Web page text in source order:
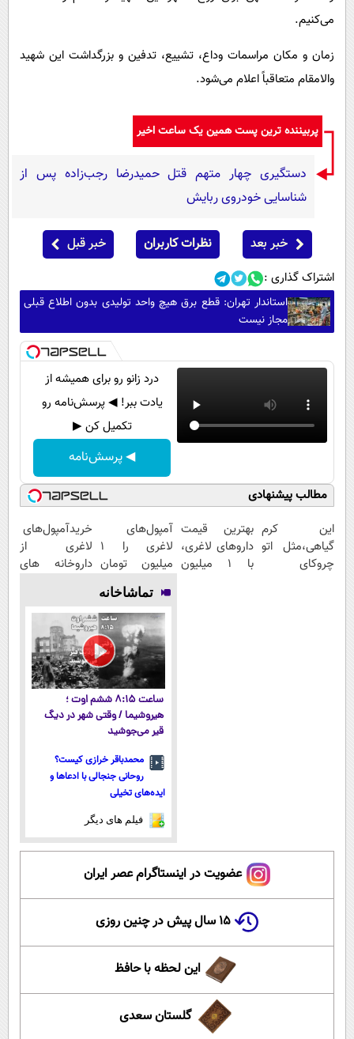
می‌کنیم.
زمان و مکان مراسمات وداع، تشییع، تدفین و بزرگداشت این شهید
والامقام متعاقباً اعلام می‌شود.
پربیننده ترین پست همین یک ساعت اخیر
دستگیری چهار متهم قتل حمیدرضا رجب‌زاده پس از
شناسایی خودروی ربایش
خبر بعد نظرات کاربران خبر قبل
اشتراک گذاری :
استاندار تهران: قطع برق هیچ واحد تولیدی بدون اطلاع قبلی
مجاز نیست
درد زانو رو برای همیشه از
یادت ببر! ◀ پرسش‌نامه رو
تکمیل کن ▶
◀ پرسش‌نامه
مطالب پیشنهادی
این کرم
گیاهی،مثل اتو
چروکای
بهترین قیمت
داروهای لاغری،
با ۱ میلیون
آمپول‌های
لاغری را ۱
میلیون تومان
ارزان‌تر از
همه‌جا بخر!
خریدآمپول‌های
لاغری از
داروخانه های
پک یخ!
تماشاخانه
ساعت ۸:۱۵ ششم اوت ؛
هیروشیما / وقتی شهر در دیگ
قیر می‌جوشید
محمدباقر خرازی کیست؟
روحانی جنجالی با ادعاها و
ایده‌های تخیلی
فیلم های دیگر
عضویت در اینستاگرام عصر ایران
۱۵ سال پیش در چنین روزی
این لحظه با حافظ
گلستان سعدی